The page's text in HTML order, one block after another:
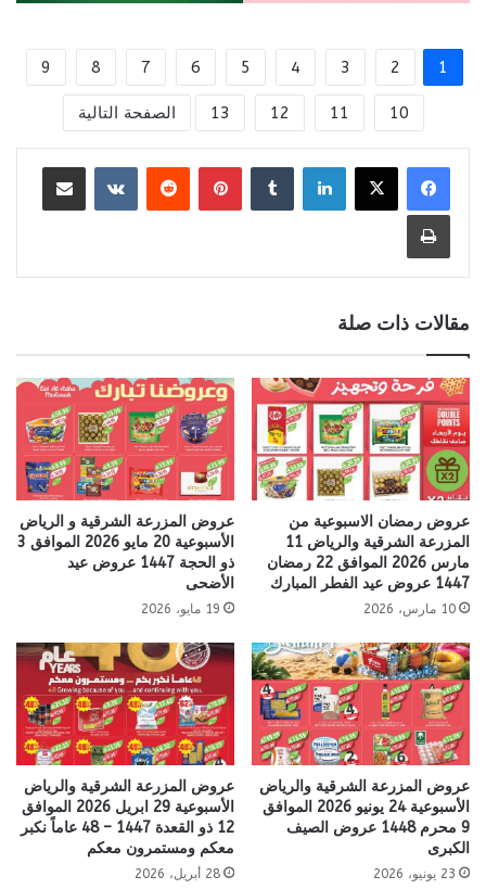
1
2
3
4
5
6
7
8
9
10
11
12
13 الصفحة التالية
لينكدإن بينتيريست مشاركة عبر البريد
طباعة
مقالات ذات صلة
عروض رمضان الاسبوعية من
المزرعة الشرقية والرياض 11
مارس 2026 الموافق 22 رمضان
1447 عروض عيد الفطر المبارك
10 مارس، 2026
عروض المزرعة الشرقية و الرياض
الأسبوعية 20 مايو 2026 الموافق 3
ذو الحجة 1447 عروض عيد
الأضحى
19 مايو، 2026
عروض المزرعة الشرقية والرياض
الأسبوعية 24 يونيو 2026 الموافق
9 محرم 1448 عروض الصيف
الكبرى
23 يونيو، 2026
عروض المزرعة الشرقية والرياض
الأسبوعية 29 ابريل 2026 الموافق
12 ذو القعدة 1447 – 48 عاماً نكبر
معكم ومستمرون معكم
28 أبريل، 2026